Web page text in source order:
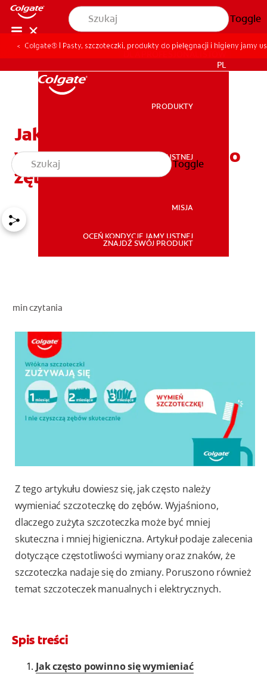
Toggle
ZDROWIE JAMY USTNEJ
PL
PRODUKTY
ZDROWIE JAMY USTNEJ
MISJA
OCEŃ KONDYCJĘ JAMY USTNEJ
ZNAJDŹ SWÓJ PRODUKT
Toggle
Colgate® | Pasty, szczoteczki, produkty do pielęgnacji i higieny jamy
Jak często powinieneś
wymieniać szczoteczkę do
zębów?
min czytania
Z tego artykułu dowiesz się, jak często należy
wymieniać szczoteczkę do zębów. Wyjaśniono,
dlaczego zużyta szczoteczka może być mniej
skuteczna i mniej higieniczna. Artykuł podaje zalecenia
dotyczące częstotliwości wymiany oraz znaków, że
szczoteczka nadaje się do zmiany. Poruszono również
temat szczoteczek manualnych i elektrycznych.
Spis treści
Jak często powinno się wymieniać